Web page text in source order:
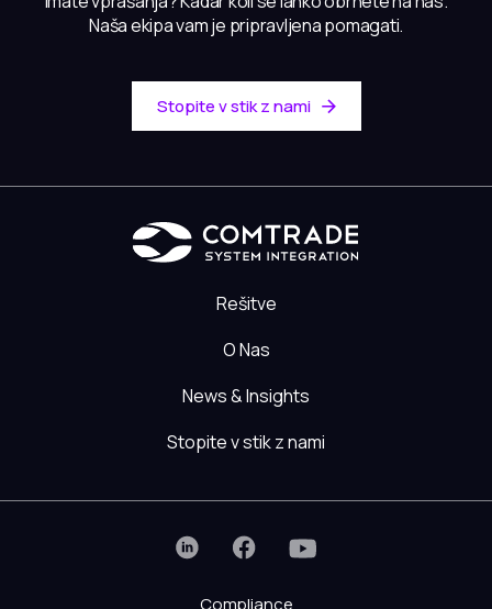
Naša ekipa vam je pripravljena pomagati.
Stopite v stik z nami
Rešitve
O Nas
News & Insights
Stopite v stik z nami